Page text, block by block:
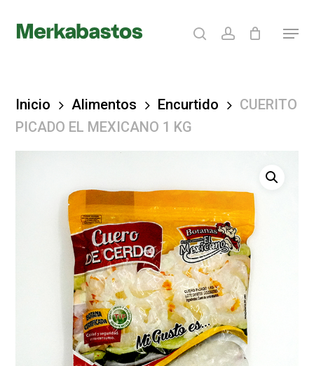
searchaccount Menu
Inicio Alimentos Encurtido
CUERITO
PICADO EL MEXICANO 1 KG
Close